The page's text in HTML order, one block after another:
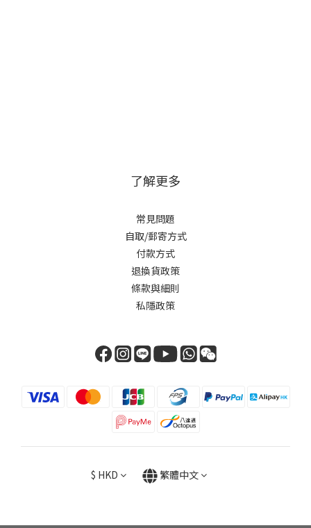
了解更多
常見問題
自取/郵寄方式
付款方式
退換貨政策
條款與細則
私隱政策
$ HKD 繁體中文